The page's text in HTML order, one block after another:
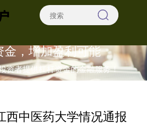
金，增加盈利可能
资者提供杠杆资金的金融服务！
西中医药大学情况通报